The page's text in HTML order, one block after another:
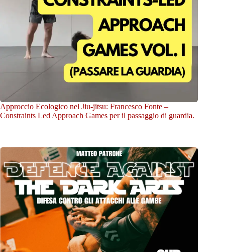
Approccio Ecologico nel Jiu-jitsu: Francesco Fonte –
Constraints Led Approach Games per il passaggio di guardia.